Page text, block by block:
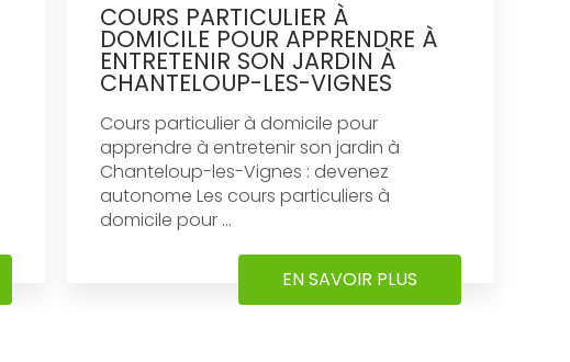
COURS PARTICULIER À
DOMICILE POUR APPRENDRE À
ENTRETENIR SON JARDIN À
CHANTELOUP-LES-VIGNES
Cours particulier à domicile pour
apprendre à entretenir son jardin à
Chanteloup-les-Vignes : devenez
autonome Les cours particuliers à
domicile pour ...
EN SAVOIR PLUS